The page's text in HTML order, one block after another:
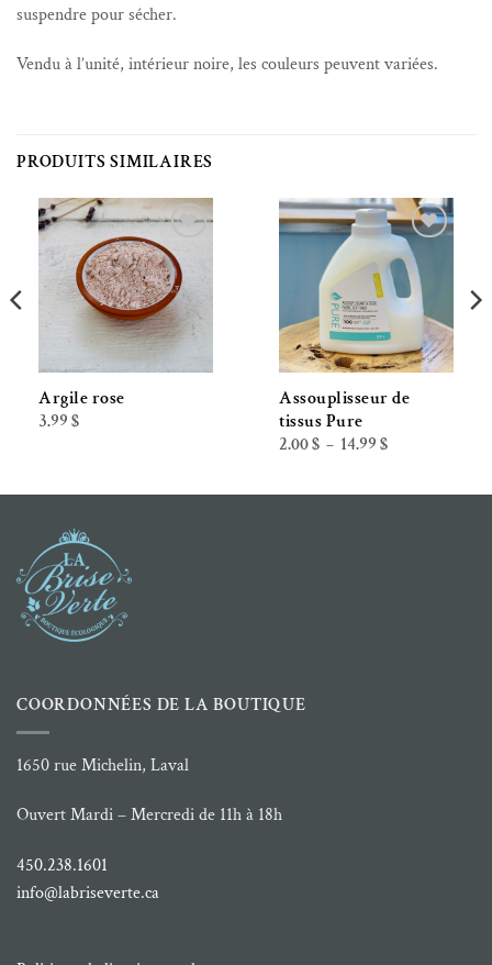
suspendre pour sécher.
Vendu à l’unité, intérieur noire, les couleurs peuvent variées.
PRODUITS SIMILAIRES
Ajouter à la liste de souhaits
Argile rose
3.99 $
Ajouter à la liste de souhaits
Assouplisseur de
tissus Pure
2.00$ – 14.99 $Plage
à
COORDONNÉES DE LA BOUTIQUE
1650 rue Michelin, Laval
Ouvert Mardi – Mercredi de 11h à 18h
450.238.1601
info@labriseverte.ca